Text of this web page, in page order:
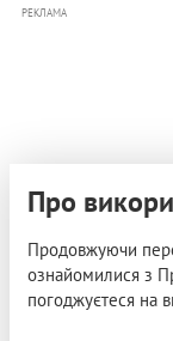
РЕКЛАМА
Про
Продовжуючи
ознайомилися з
погоджуєтеся на